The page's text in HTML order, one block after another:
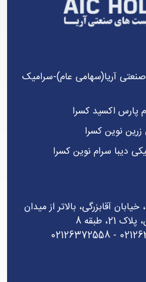
آریا(سهامی عام)-سرامیک
پارس اکسید کسرا
نوین کسرا
دیبا سرام نوین کسرا
آقابزرگی، بالاتر از میدان
طبقه 8